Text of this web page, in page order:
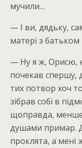
мучили…
— І ви, дядьку,
матері з
— Ну я ж, Орисю,
почекав спершу,
тих потвор хоч
зібрав собі в
щоправда, менше
душами примар.
проклята, а мені